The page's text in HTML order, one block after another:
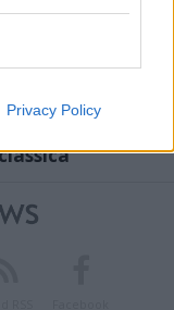
Privacy Policy